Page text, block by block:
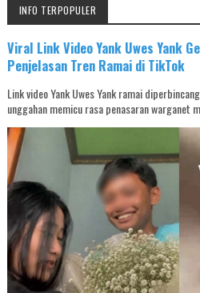
INFO TERPOPULER
Viral Link Video Yank Uwes Yank
Penjelasan Tren Ramai di TikTok
Link video Yank Uwes Yank ramai
unggahan memicu rasa penasaran warganet